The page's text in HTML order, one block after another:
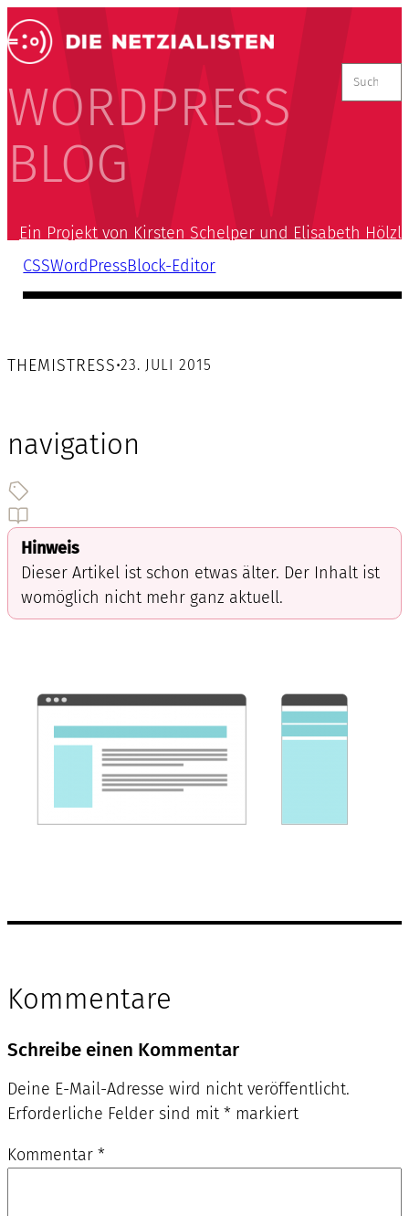
WORDPRESS
BLOG
nach:
Ein Projekt von Kirsten Schelper und Elisabeth Hölzl
CSSWordPressBlock-Editor
THEMISTRESS•23. JULI 2015
navigation
Hinweis
Dieser Artikel ist schon etwas älter. Der Inhalt ist
womöglich nicht mehr ganz aktuell.
Kommentare
Schreibe einen Kommentar
Deine E-Mail-Adresse wird nicht veröffentlicht.
Erforderliche Felder sind mit * markiert
Kommentar *